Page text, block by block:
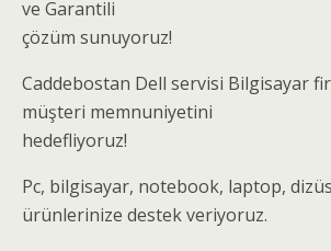
ve Garantili
çözüm sunuyoruz!
Caddebostan Dell servisi Bilgisayar
müşteri memnuniyetini
hedefliyoruz!
Pc, bilgisayar, notebook, laptop,
ürünlerinize destek veriyoruz.